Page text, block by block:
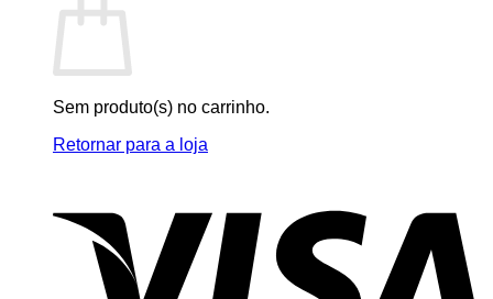
Sem produto(s) no carrinho.
Retornar para a loja